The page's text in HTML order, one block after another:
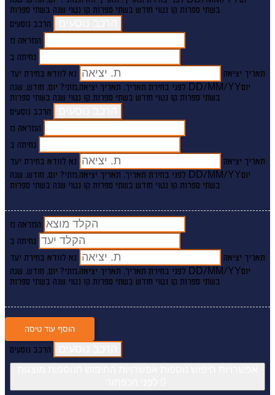
בשתי ספרות קו נטוי חודש בשתי ספרות קו נטוי שנה בשתי ספרות
הרכב נוסעים
המראה מ
נחיתה ב
תאריך יציאה
נא לוודא בחירת יעד
לפני בחירת תאריך, תאריך יציאה, DD/MM/YYיום
בשתי ספרות קו נטוי חודש בשתי ספרות קו נטוי שנה בשתי ספרות
הרכב נוסעים
המראה מ
נחיתה ב
תאריך יציאה
נא לוודא בחירת יעד
לפני בחירת תאריך, תאריך יציאה, DD/MM/YYיום
בשתי ספרות קו נטוי חודש בשתי ספרות קו נטוי שנה בשתי ספרות
המראה מ
נחיתה ב
תאריך יציאה
נא לוודא בחירת יעד
לפני בחירת תאריך, תאריך יציאה, DD/MM/YYיום
בשתי ספרות קו נטוי חודש בשתי ספרות קו נטוי שנה בשתי ספרות
הוסף עוד טיסה
הרכב נוסעים